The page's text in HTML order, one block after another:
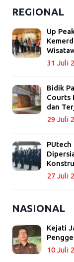
REGIONAL
Up
31 Juli
Bidik
Courts
dan
29 Juli
PUtech
27 Juli
NASIONAL
Kejati
10 Juli